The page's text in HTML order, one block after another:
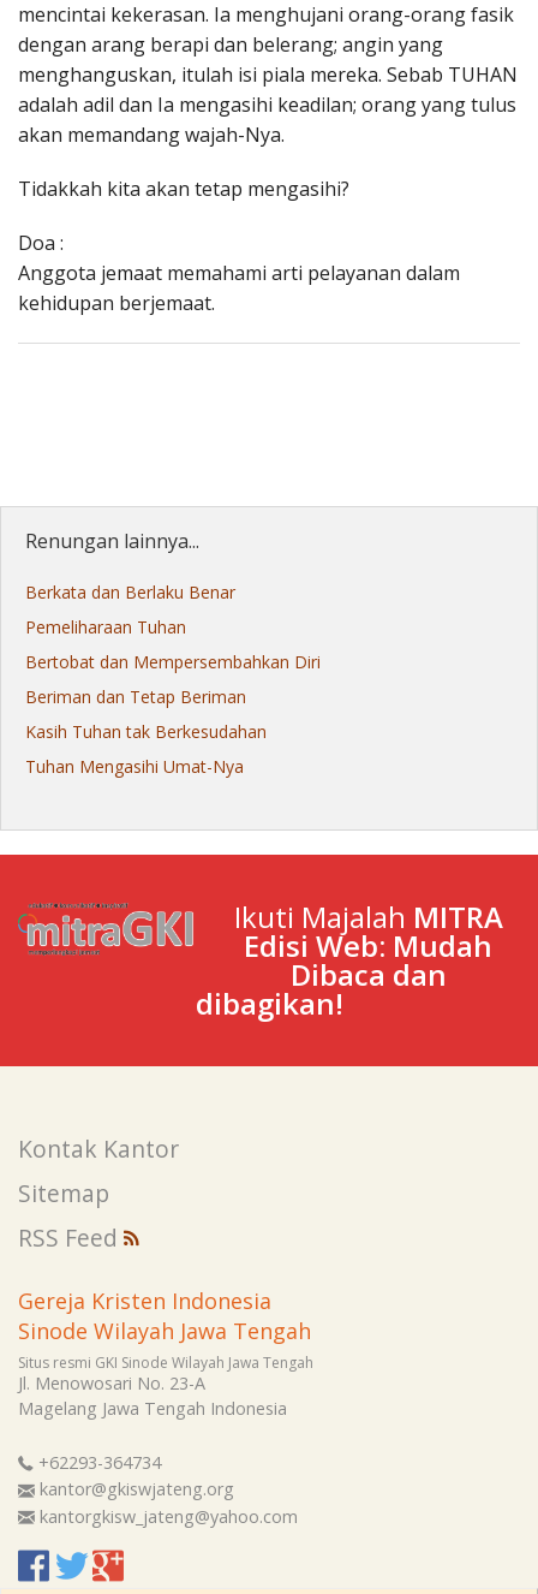
mencintai kekerasan. Ia menghujani orang-orang fasik
dengan arang berapi dan belerang; angin yang
menghanguskan, itulah isi piala mereka. Sebab TUHAN
adalah adil dan Ia mengasihi keadilan; orang yang tulus
akan memandang wajah-Nya.
Tidakkah kita akan tetap mengasihi?
Doa :
Anggota jemaat memahami arti pelayanan dalam
kehidupan berjemaat.
Renungan lainnya...
Berkata dan Berlaku Benar
Pemeliharaan Tuhan
Bertobat dan Mempersembahkan Diri
Beriman dan Tetap Beriman
Kasih Tuhan tak Berkesudahan
Tuhan Mengasihi Umat-Nya
Ikuti Majalah MITRA
Edisi Web: Mudah
Dibaca dan
dibagikan!
Kontak Kantor
Sitemap
RSS Feed
Gereja Kristen Indonesia
Sinode Wilayah Jawa Tengah
Situs resmi GKI Sinode Wilayah Jawa Tengah
Jl. Menowosari No. 23-A
Magelang Jawa Tengah Indonesia
+62293-364734
kantor@gkiswjateng.org
kantorgkisw_jateng@yahoo.com